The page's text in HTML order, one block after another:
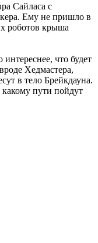
Сайласа с
Ему не пришло в
роботов крыша
интереснее, что будет
Хедмастера,
в тело Брейкдауна.
пути пойдут